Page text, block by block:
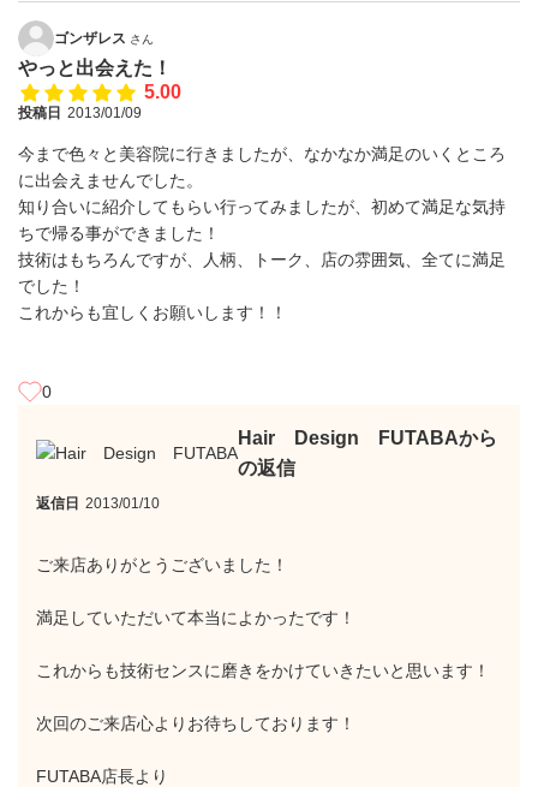
ゴンザレス さん
やっと出会えた！
5.00
投稿日 2013/01/09
今まで色々と美容院に行きましたが、なかなか満足のいくところ
に出会えませんでした。
知り合いに紹介してもらい行ってみましたが、初めて満足な気持
ちで帰る事ができました！
技術はもちろんですが、人柄、トーク、店の雰囲気、全てに満足
でした！
これからも宜しくお願いします！！
0
Hair Design FUTABAから
の返信
返信日 2013/01/10
ご来店ありがとうございました！
満足していただいて本当によかったです！
これからも技術センスに磨きをかけていきたいと思います！
次回のご来店心よりお待ちしております！
FUTABA店長より